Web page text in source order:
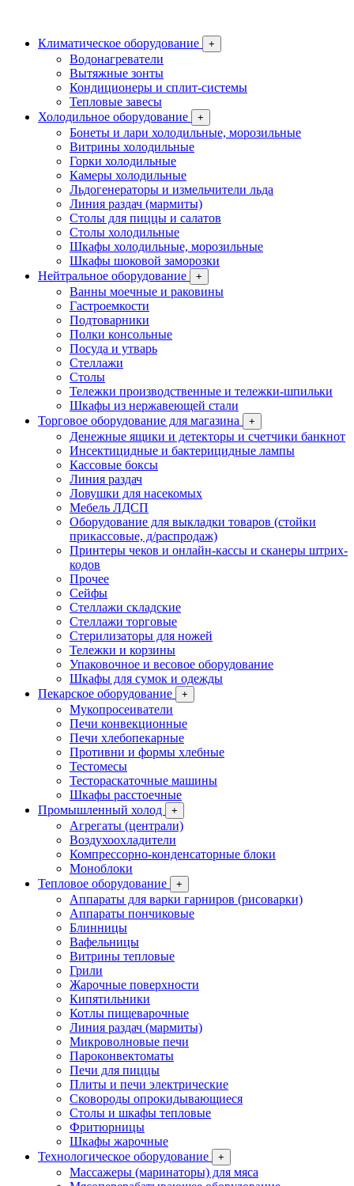
Климатическое оборудование +
Водонагреватели
Вытяжные зонты
Кондиционеры и сплит-системы
Тепловые завесы
Холодильное оборудование
+
Бонеты и лари холодильные, морозильные
Витрины холодильные
Горки холодильные
Камеры холодильные
Льдогенераторы и измельчители льда
Линия раздач (мармиты)
Столы для пиццы и салатов
Столы холодильные
Шкафы холодильные, морозильные
Шкафы шоковой заморозки
Нейтральное оборудование
+
Ванны моечные и раковины
Гастроемкости
Подтоварники
Полки консольные
Посуда и утварь
Стеллажи
Столы
Тележки производственные и тележки-шпильки
Шкафы из нержавеющей стали
Торговое оборудование для магазина
+
Денежные ящики и детекторы и счетчики банкнот
Инсектицидные и бактерицидные лампы
Кассовые боксы
Линия раздач
Ловушки для насекомых
Мебель ЛДСП
Оборудование для выкладки товаров (стойки
прикассовые, д/распродаж)
Принтеры чеков и онлайн-кассы и сканеры штрих-
кодов
Прочее
Сейфы
Стеллажи складские
Стеллажи торговые
Стерилизаторы для ножей
Тележки и корзины
Упаковочное и весовое оборудование
Шкафы для сумок и одежды
Пекарское оборудование
+
Мукопросеиватели
Печи конвекционные
Печи хлебопекарные
Противни и формы хлебные
Тестомесы
Тестораскаточные машины
Шкафы расстоечные
Промышленный холод
+
Агрегаты (централи)
Воздухоохладители
Компрессорно-конденсаторные блоки
Моноблоки
Тепловое оборудование
+
Аппараты для варки гарниров (рисоварки)
Аппараты пончиковые
Блинницы
Вафельницы
Витрины тепловые
Грили
Жарочные поверхности
Кипятильники
Котлы пищеварочные
Линия раздач (мармиты)
Микроволновые печи
Пароконвектоматы
Печи для пиццы
Плиты и печи электрические
Сковороды опрокидывающиеся
Столы и шкафы тепловые
Фритюрницы
Шкафы жарочные
Технологическое оборудование
+
Массажеры (маринаторы) для мяса